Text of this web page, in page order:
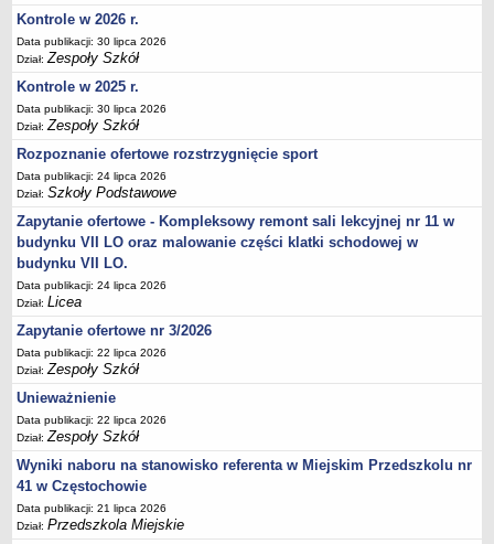
UDOSTĘPNIANIE INFORMACJI PUBLICZNEJ
OCHRONA DANYCH OSOBOWYCH
Kontrole w 2026 r.
Data publikacji: 30 lipca 2026
Dział:Zespoły Szkół
Kontrole w 2025 r.
Data publikacji: 30 lipca 2026
Dział:Zespoły Szkół
Rozpoznanie ofertowe rozstrzygnięcie sport
Data publikacji: 24 lipca 2026
Dział:Szkoły Podstawowe
Zapytanie ofertowe - Kompleksowy remont sali lekcyjnej nr 11 w
budynku VII LO oraz malowanie części klatki schodowej w
budynku VII LO.
Data publikacji: 24 lipca 2026
Dział:Licea
Zapytanie ofertowe nr 3/2026
Data publikacji: 22 lipca 2026
Dział:Zespoły Szkół
Unieważnienie
Data publikacji: 22 lipca 2026
Dział:Zespoły Szkół
Wyniki naboru na stanowisko referenta w Miejskim Przedszkolu nr
41 w Częstochowie
Data publikacji: 21 lipca 2026
Dział:Przedszkola Miejskie